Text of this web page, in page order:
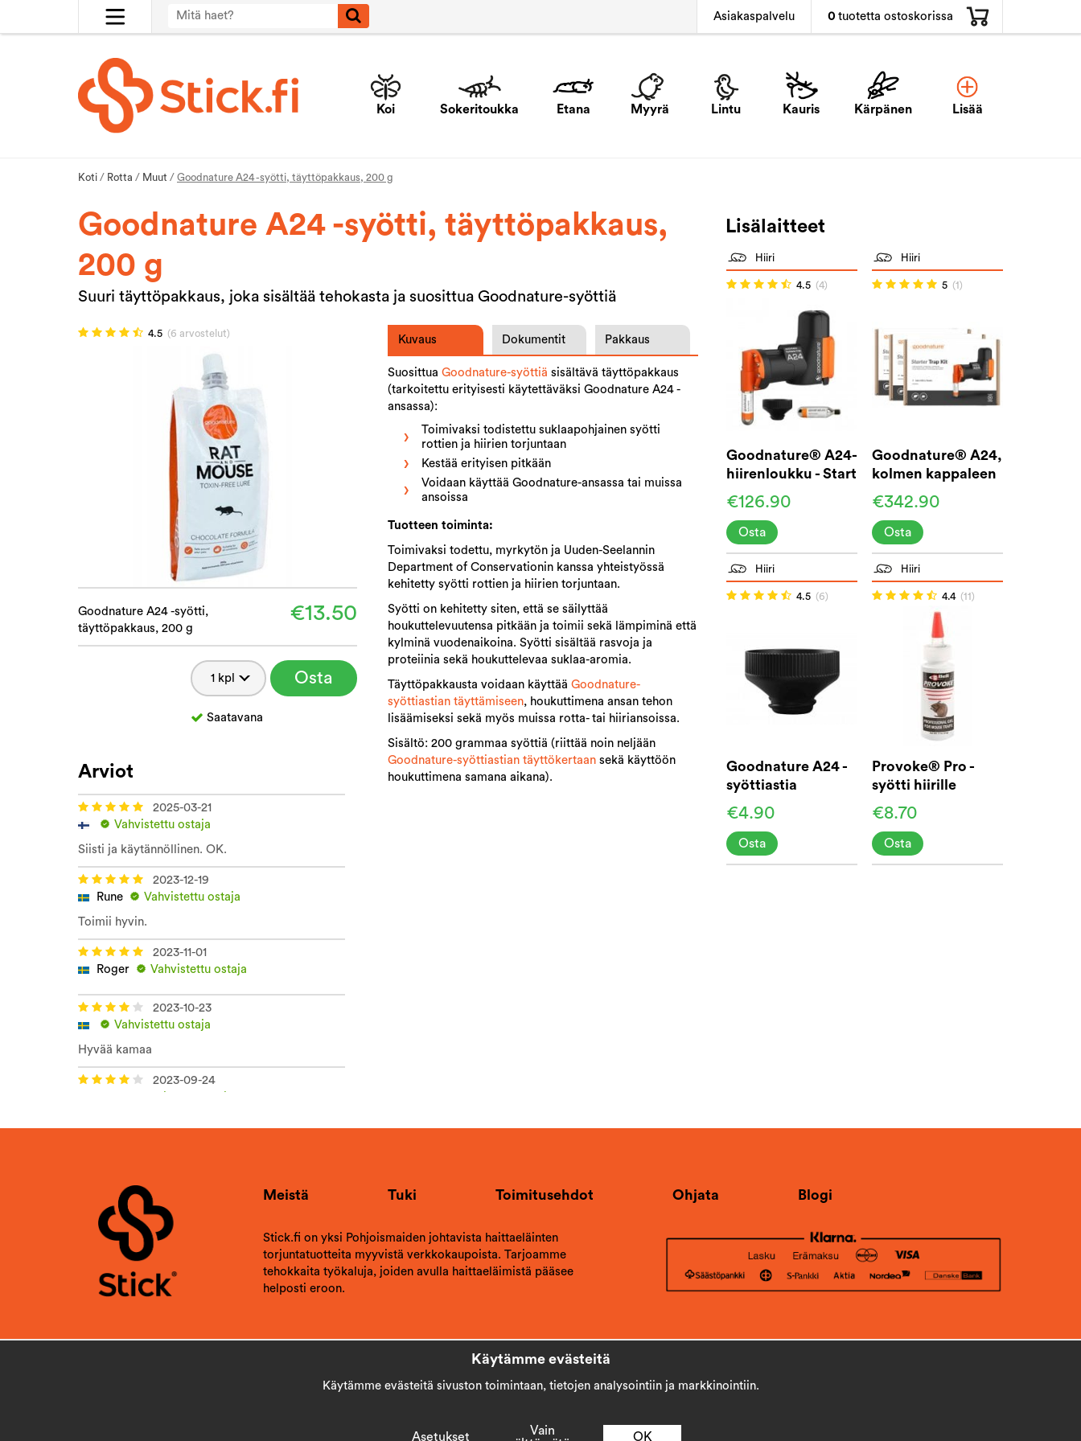
Asiakaspalvelu 0 tuotetta ostoskorissa
Koi Sokeritoukka Etana Myyrä Lintu Kauris Kärpänen Lisää
Koti / Rotta / Muut / Goodnature A24 -syötti, täyttöpakkaus, 200 g
Goodnature A24 -syötti, täyttöpakkaus,
200 g
Suuri täyttöpakkaus, joka sisältää tehokasta ja suosittua Goodnature-syöttiä
4.5 (6 arvostelut)
Goodnature A24 -syötti,
täyttöpakkaus, 200 g
€13.50
Osta
Saatavana
Kuvaus Dokumentit Pakkaus
SuosittuaGoodnature-syöttiä sisältävä täyttöpakkaus
(tarkoitettu erityisesti käytettäväksi Goodnature A24 -
ansassa):
Toimivaksi todistettu suklaapohjainen syötti
rottien ja hiirien torjuntaan
Kestää erityisen pitkään
Voidaan käyttää Goodnature-ansassa tai muissa
ansoissa
Tuotteen toiminta:
Toimivaksi todettu, myrkytön ja Uuden-Seelannin
Department of Conservationin kanssa yhteistyössä
kehitetty syötti rottien ja hiirien torjuntaan.
Syötti on kehitetty siten, että se säilyttää
houkuttelevuutensa pitkään ja toimii sekä lämpiminä että
kylminä vuodenaikoina. Syötti sisältää rasvoja ja
proteiinia sekä houkuttelevaa suklaa-aromia.
Täyttöpakkausta voidaan käyttääGoodnature-
syöttiastian täyttämiseen, houkuttimena ansan tehon
lisäämiseksi sekä myös muissa rotta- tai hiiriansoissa.
Sisältö: 200 grammaa syöttiä (riittää noin neljään
Goodnature-syöttiastian täyttökertaan sekä käyttöön
houkuttimena samana aikana).
Arviot
2025-03-21
Vahvistettu ostaja
Siisti ja käytännöllinen. OK.
2023-12-19
Rune
Vahvistettu ostaja
Toimii hyvin.
2023-11-01
Roger
Vahvistettu ostaja
2023-10-23
Vahvistettu ostaja
Hyvää kamaa
2023-09-24
Lisälaitteet
Hiiri
4.5 (4)
Goodnature® A24-
hiirenloukku - Start
kit
€126.90
Osta
Hiiri
5 (1)
Goodnature® A24,
kolmen kappaleen
paketti
€342.90
Osta
Hiiri
4.5 (6)
Goodnature A24 -
syöttiastia
€4.90
Osta
Hiiri
4.4 (11)
Provoke® Pro -
syötti hiirille
€8.70
Osta
Meistä Tuki Toimitusehdot Ohjata Blogi
Stick.fi on yksi Pohjoismaiden johtavista haittaeläinten
torjuntatuotteita myyvistä verkkokaupoista. Tarjoamme
tehokkaita työkaluja, joiden avulla haittaeläimistä pääsee
helposti eroon.
Käytämme evästeitä
Käytämme evästeitä sivuston toimintaan, tietojen analysointiin ja markkinointiin.
Asetukset
Vain
OK